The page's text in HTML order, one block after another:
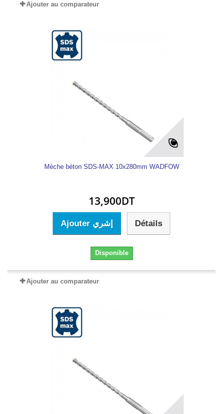
Ajouter au comparateur
Mèche béton SDS-MAX 10x280mm WADFOW
13,900DT
Ajouter إشري Détails
Disponible
Ajouter au comparateur